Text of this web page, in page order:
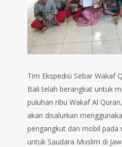
Tim Ekspedisi Sebar Wakaf
Bali telah berangkat untuk
puluhan ribu Wakaf Al
akan disalurkan
pengangkut dan mobil pada
untuk Saudara Muslim di